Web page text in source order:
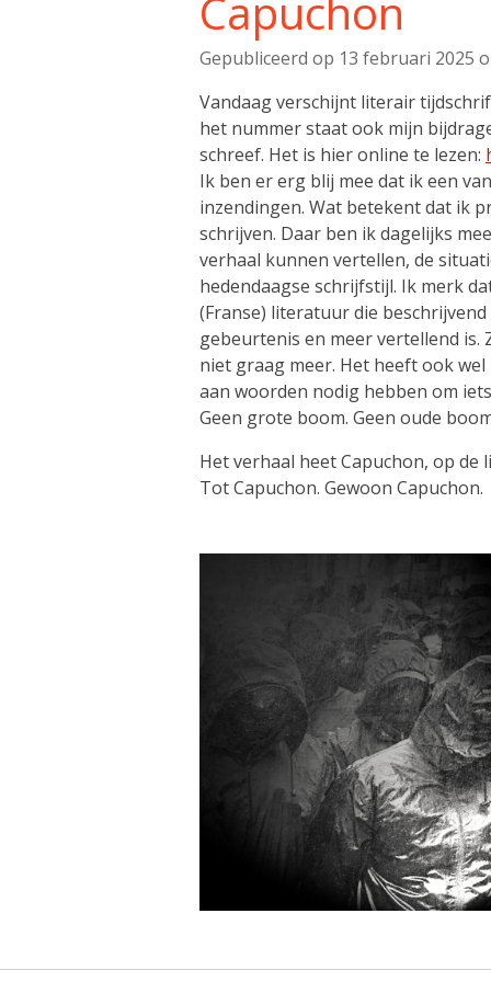
Capuchon
Gepubliceerd op 13 februari 2025
Vandaag verschijnt literair
het nummer staat ook mijn
schreef. Het is hier online te lezen:
Ik ben er erg blij mee dat ik een
inzendingen. Wat betekent dat ik
schrijven. Daar ben ik dagelijks
verhaal kunnen vertellen, de
hedendaagse schrijfstijl. Ik merk
(Franse) literatuur die
gebeurtenis en meer vertellend is.
niet graag meer. Het heeft ook
aan woorden nodig hebben om
Geen grote boom. Geen oude
Het verhaal heet Capuchon, op de
Tot Capuchon. Gewoon